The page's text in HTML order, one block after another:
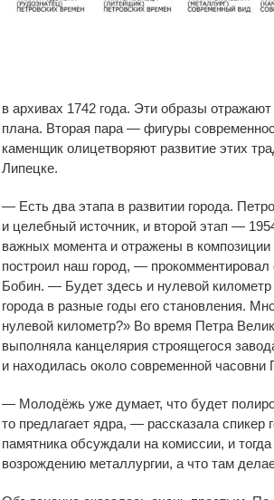
в архивах 1742 года. Эти образы
плана. Вторая пара — фигуры
каменщик олицетворяют развитие этих
Липецке.
— Есть два этапа в развитии города.
и целебный источник, и второй этап —
важных момента и отражены в композиции
построил наш город, — прокомментировал
Бобин. — Будет здесь и нулевой
города в разные годы его становления.
нулевой километр?» Во время Петра
выполняла канцелярия строящегося
и находилась около современной часовни
— Молодёжь уже думает, что будет
то предлагает ядра, — рассказала спикер
памятника обсуждали на комиссии, и
возрождению металлургии, а что там